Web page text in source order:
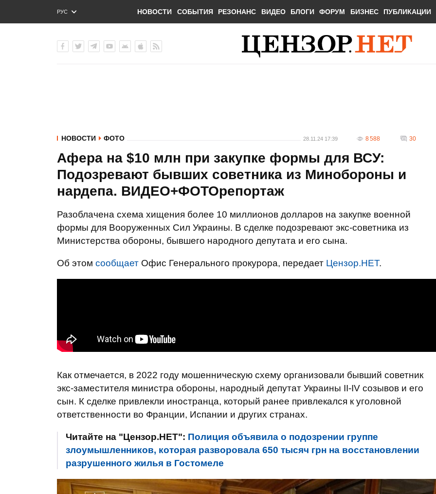
РУС
ENG
НОВОСТИ СОБЫТИЯ РЕЗОНАНС ВИДЕО БЛОГИ ФОРУМ БИЗНЕС ПУБЛИКАЦИИ
НОВОСТИ ФОТО 28.11.24 17:39 8 588 30
Афера на $10 млн при закупке формы для ВСУ:
Подозревают бывших советника из Минобороны и
нардепа. ВИДЕО+ФОТОрепортаж
Разоблачена схема хищения более 10 миллионов долларов на закупке военной
формы для Вооруженных Сил Украины. В сделке подозревают экс-советника из
Министерства обороны, бывшего народного депутата и его сына.
Об этом сообщает Офис Генерального прокурора, передает Цензор.НЕТ.
Как отмечается, в 2022 году мошенническую схему организовали бывший советник
экс-заместителя министра обороны, народный депутат Украины II-IV созывов и его
сын. К сделке привлекли иностранца, который ранее привлекался к уголовной
ответственности во Франции, Испании и других странах.
Читайте на "Цензор.НЕТ": Полиция объявила о подозрении группе
злоумышленников, которая разворовала 650 тысяч грн на восстановлении
разрушенного жилья в Гостомеле